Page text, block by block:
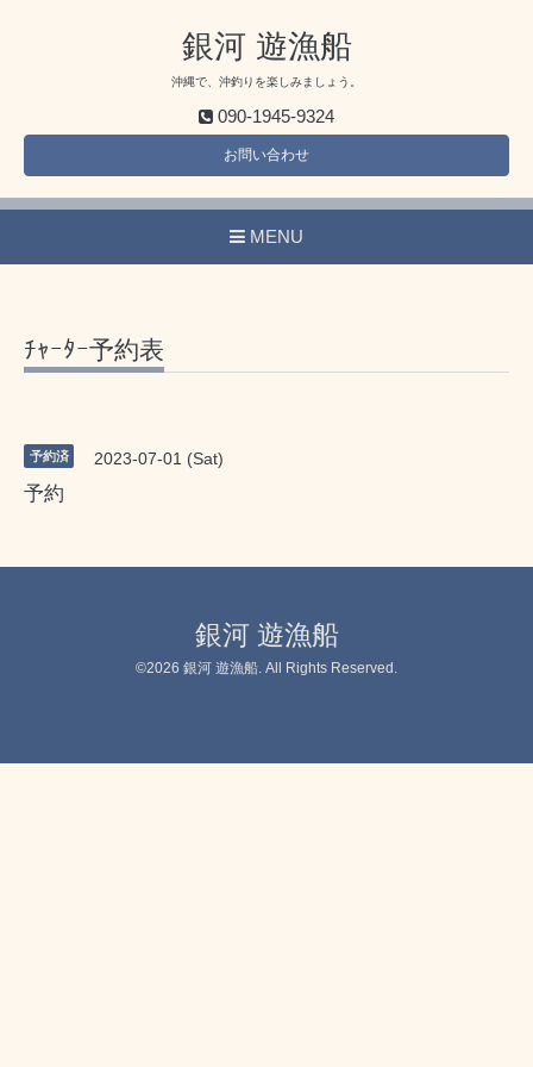
銀河 遊漁船
沖縄で、沖釣りを楽しみましょう。
090-1945-9324
お問い合わせ
MENU
ﾁｬｰﾀｰ予約表
予約済 2023-07-01 (Sat)
予約
銀河 遊漁船
©2026 銀河 遊漁船 . All Rights Reserved.